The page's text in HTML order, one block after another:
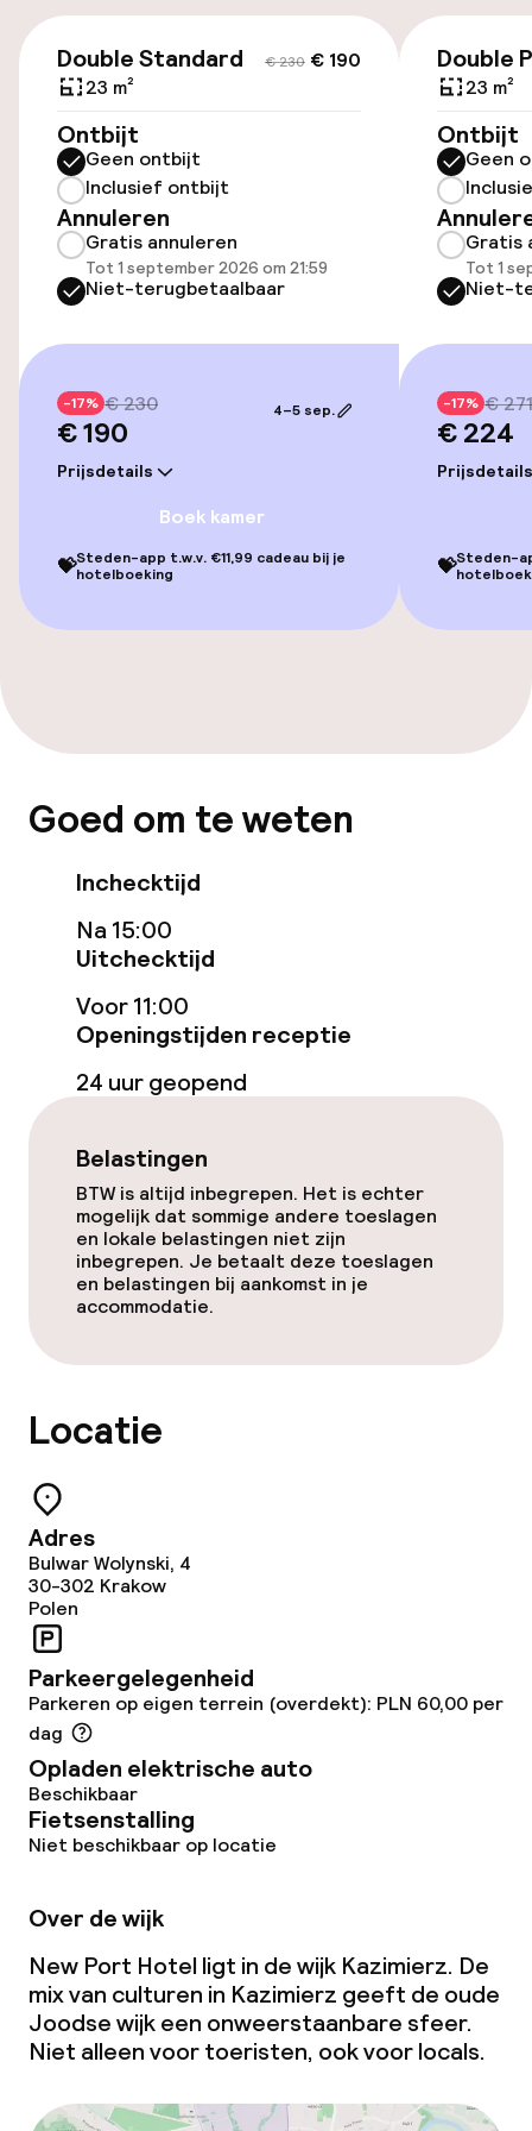
(buiten)
PLN 60,00 per dag
Oplaadpunt elektrische auto op
locatie
Luchthavenshuttle
Transferservice
Gratis wifi
Eet- en drinkgelegenheden
Restaurant
Ontbijtbuffet
Overal rookvrij
€ 230 € 190
Double Standard
23 m²
Ontbijt
Geen ontbijt
Inclusief ontbijt
Annuleren
Gratis annuleren
Tot 1 september 2026 om 21:59
Niet-terugbetaalbaar
-17% € 230
€ 190
Prijsdetails
4–5 sep.
Boek kamer
💝Steden-app t.w.v. €11,99 cadeau bij je
hotelboeking
Double
23 m²
Ontbijt
Geen
Gratis
Tot 1
Niet-
-17% € 271
€ 224
Prijsdetails
💝Steden-
Goed om te weten
Inchecktijd
Na 15:00
Uitchecktijd
Voor 11:00
Openingstijden receptie
24 uur geopend
Belastingen
BTW is altijd inbegrepen. Het is echter
mogelijk dat sommige andere toeslagen
en lokale belastingen niet zijn
inbegrepen. Je betaalt deze toeslagen
en belastingen bij aankomst in je
accommodatie.
Locatie
Adres
Bulwar Wolynski, 4
30-302 Krakow
Polen
Parkeergelegenheid
Parkeren op eigen terrein (overdekt): PLN 60,00 per
dag
Opladen elektrische auto
Beschikbaar
Fietsenstalling
Niet beschikbaar op locatie
Over de wijk
New Port Hotel ligt in de wijk Kazimierz. De
mix van culturen in Kazimierz geeft de oude
Joodse wijk een onweerstaanbare sfeer.
Niet alleen voor toeristen, ook voor locals.